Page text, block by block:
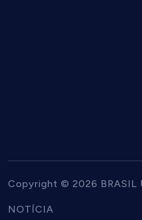
Copyright © 2026 BRASIL
NOTÍCIA